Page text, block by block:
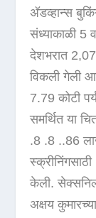
अ‍ॅडव्हान्स
संध्याकाळी 5
देशभरात
विकली गेली
7.79 कोटी
समर्थित या
.8 .8 ..86
केली.
अक्षय